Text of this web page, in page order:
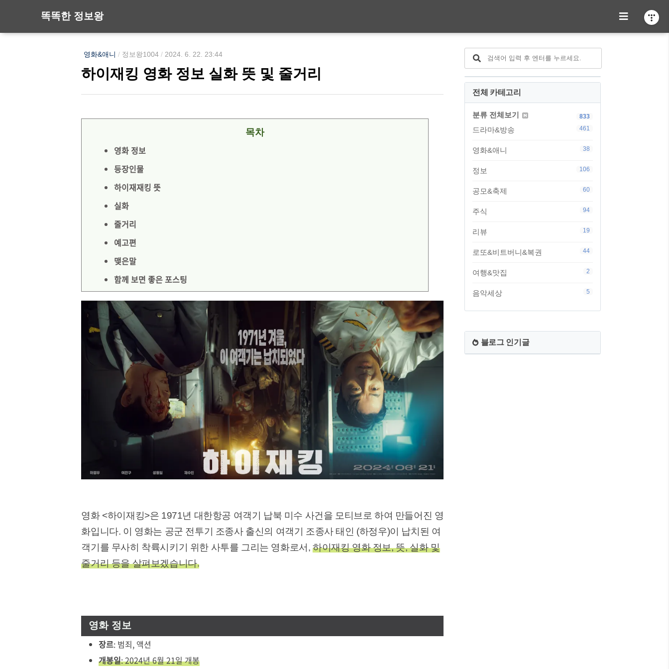
똑똑한 정보왕
영화&애니 / 정보왕1004 / 2024. 6. 22. 23:44
하이재킹 영화 정보 실화 뜻 및 줄거리
목차
영화 정보
등장인물
하이재재킹 뜻
실화
줄거리
예고편
맺은말
함께 보면 좋은 포스팅
영화 <하이재킹>은 1971년 대한항공 여객기 납북 미수 사건을 모티브로 하여 만들어진 영
화입니다. 이 영화는 공군 전투기 조종사 출신의 여객기 조종사 태인 (하정우)이 납치된 여
객기를 무사히 착륙시키기 위한 사투를 그리는 영화로서,하이재킹 영화 정보, 뜻, 실화 및
줄거리 등을 살펴보겠습니다.
영화 정보
장르: 범죄, 액션
개봉일: 2024년 6월 21일 개봉
전체 카테고리
분류 전체보기 833
드라마&방송 461
영화&애니 38
정보 106
공모&축제 60
주식 94
리뷰 19
로또&비트버니&복권 44
여행&맛집 2
음악세상 5
블로그 인기글